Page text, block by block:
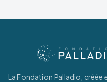
La Fondation Palladio, créée